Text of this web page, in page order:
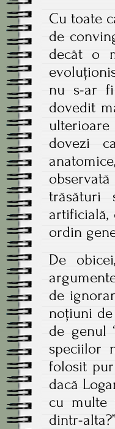
Cu toate
de
decât o
nu s-ar
dovedit
dovezi
trăsături
artificială,
ordin
De
de
noțiuni
de genul
speciilor
folosit pur
dacă
cu multe
dintr-